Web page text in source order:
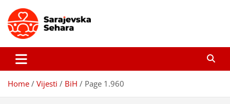
content
Sarajevska sehara
Home Vijesti BiH Page 1.960